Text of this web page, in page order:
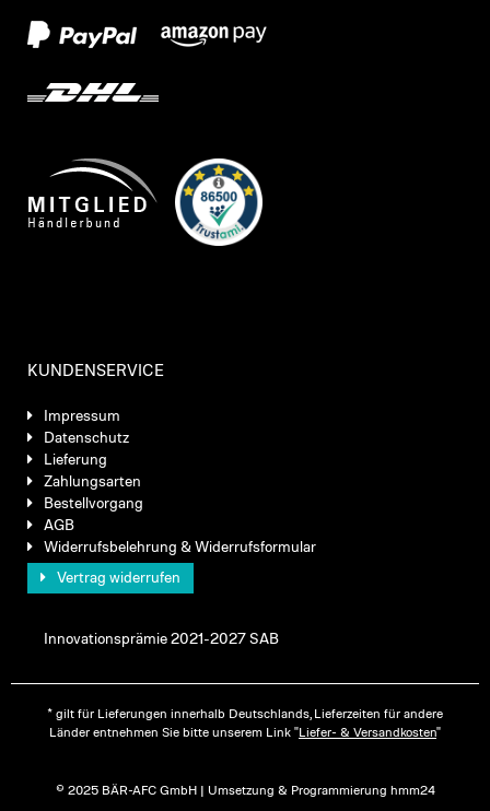
KUNDENSERVICE
Impressum
Datenschutz
Lieferung
Zahlungsarten
Bestellvorgang
AGB
Widerrufsbelehrung & Widerrufsformular
Vertrag widerrufen
Innovationsprämie 2021-2027 SAB
* gilt für Lieferungen innerhalb Deutschlands, Lieferzeiten für andere
Länder entnehmen Sie bitte unserem Link "Liefer- & Versandkosten"
© 2025 BÄR-AFC GmbH | Umsetzung & Programmierung hmm24